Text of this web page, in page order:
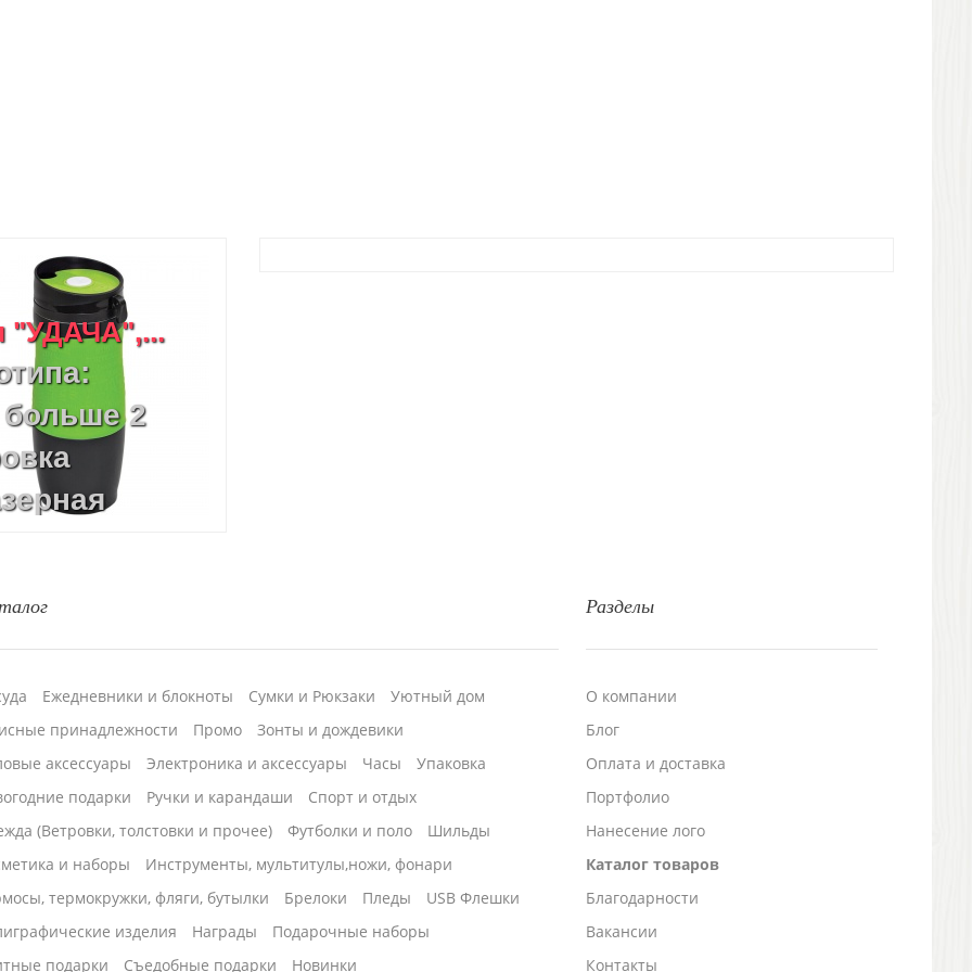
"УДАЧА",...
больше 2
Разделы
О компании
Блог
Оплата и доставка
Портфолио
Нанесение лого
Каталог товаров
Благодарности
Вакансии
Контакты
Ежедневники и блокноты Сумки и Рюкзаки
Уютный дом
принадлежности
Промо
Зонты и дождевики
аксессуары
Электроника и аксессуары Часы
Упаковка
подарки
Ручки и карандаши
Спорт и отдых
(Ветровки, толстовки и прочее)
Футболки и поло
Шильды
и наборы
Инструменты, мультитулы,ножи, фонари
термокружки, фляги, бутылки
Брелоки Пледы
USB Флешки
изделия
Награды
Подарочные наборы
подарки
Cъедобные подарки Новинки